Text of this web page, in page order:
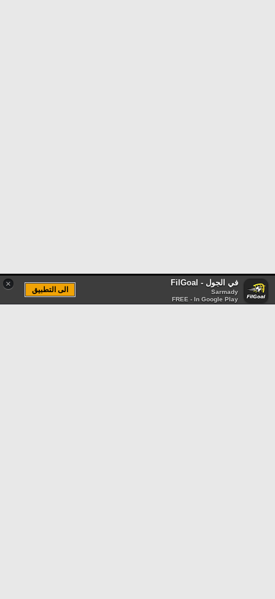
× في الجول - FilGoal
Sarmady
FREE - In Google Play
الى التطبيق